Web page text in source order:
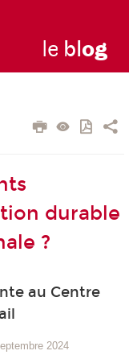
le blog
durable
?
au Centre
2024